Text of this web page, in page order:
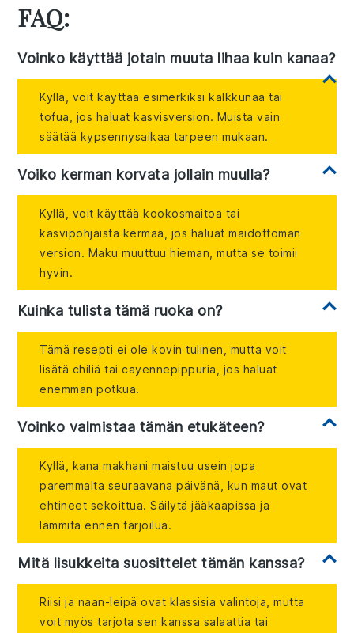
FAQ:
Voinko käyttää jotain muuta lihaa kuin kanaa?
Kyllä, voit käyttää esimerkiksi kalkkunaa tai
tofua, jos haluat kasvisversion. Muista vain
säätää kypsennysaikaa tarpeen mukaan.
Voiko kerman korvata jollain muulla?
Kyllä, voit käyttää kookosmaitoa tai
kasvipohjaista kermaa, jos haluat maidottoman
version. Maku muuttuu hieman, mutta se toimii
hyvin.
Kuinka tulista tämä ruoka on?
Tämä resepti ei ole kovin tulinen, mutta voit
lisätä chiliä tai cayennepippuria, jos haluat
enemmän potkua.
Voinko valmistaa tämän etukäteen?
Kyllä, kana makhani maistuu usein jopa
paremmalta seuraavana päivänä, kun maut ovat
ehtineet sekoittua. Säilytä jääkaapissa ja
lämmitä ennen tarjoilua.
Mitä lisukkeita suosittelet tämän kanssa?
Riisi ja naan-leipä ovat klassisia valintoja, mutta
voit myös tarjota sen kanssa salaattia tai